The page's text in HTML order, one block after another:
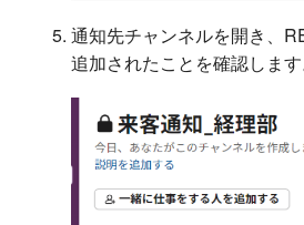
通知先チャンネルを開き、
追加されたことを確認します